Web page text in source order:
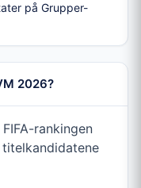
på Grupper-
2026?
rankingen